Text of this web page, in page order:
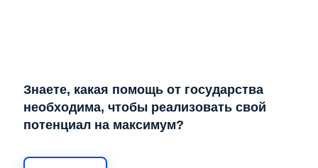
Знаете, какая помощь от государства
необходима, чтобы реализовать свой
потенциал на максимум?